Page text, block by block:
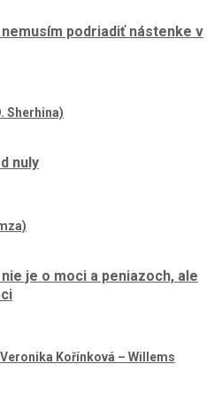
podriadiť nástenke v
nuly
je o moci a peniazoch, ale